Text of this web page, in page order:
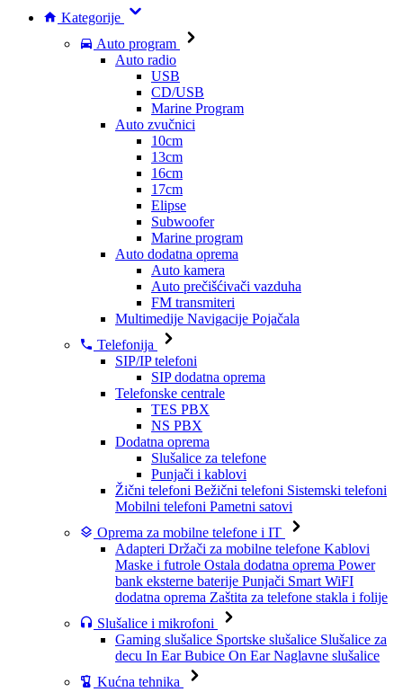
Kategorije
Auto program
Auto radio
USB
CD/USB
Marine Program
Auto zvučnici
10cm
13cm
16cm
17cm
Elipse
Subwoofer
Marine program
Auto dodatna oprema
Auto kamera
Auto prečišćivači vazduha
FM transmiteri
Multimedije Navigacije Pojačala
Telefonija
SIP/IP telefoni
SIP dodatna oprema
Telefonske centrale
TES PBX
NS PBX
Dodatna oprema
Slušalice za telefone
Punjači i kablovi
Žični telefoni Bežični telefoni Sistemski telefoni
Mobilni telefoni Pametni satovi
Oprema za mobilne telefone i IT
Adapteri Držači za mobilne telefone Kablovi
Maske i futrole Ostala dodatna oprema Power
bank eksterne baterije Punjači Smart WiFI
dodatna oprema Zaštita za telefone stakla i folije
Slušalice i mikrofoni
Gaming slušalice Sportske slušalice Slušalice za
decu In Ear Bubice On Ear Naglavne slušalice
Kućna tehnika